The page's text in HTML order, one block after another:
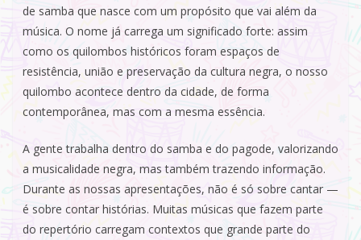
de samba que nasce com um propósito que vai além da
música. O nome já carrega um significado forte: assim
como os quilombos históricos foram espaços de
resistência, união e preservação da cultura negra, o nosso
quilombo acontece dentro da cidade, de forma
contemporânea, mas com a mesma essência.
A gente trabalha dentro do samba e do pagode, valorizando
a musicalidade negra, mas também trazendo informação.
Durante as nossas apresentações, não é só sobre cantar —
é sobre contar histórias. Muitas músicas que fazem parte
do repertório carregam contextos que grande parte do